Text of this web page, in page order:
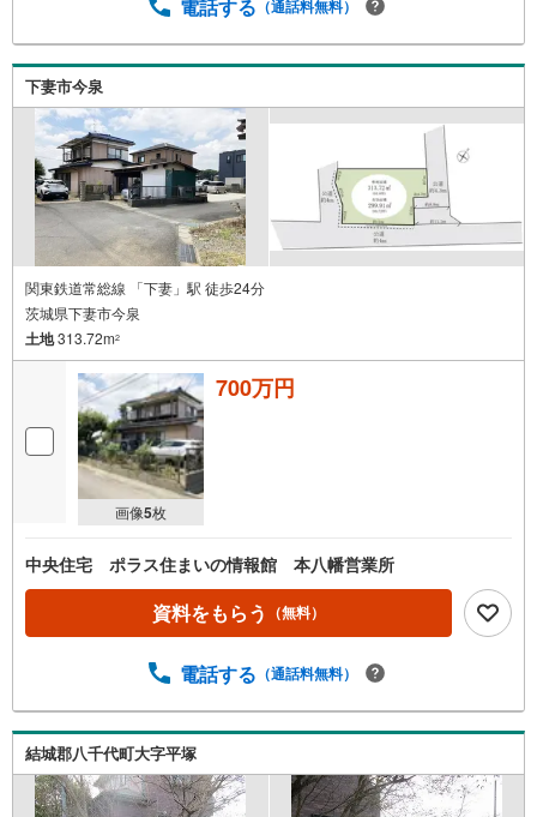
電話する （通話料無料）
下妻市今泉
関東鉄道常総線 「下妻」駅 徒歩24分
茨城県下妻市今泉
土地313.72m2
画像5枚
700万円
中央住宅 ポラス住まいの情報館 本八幡営業所
資料をもらう （無料）
電話する （通話料無料）
結城郡八千代町大字平塚